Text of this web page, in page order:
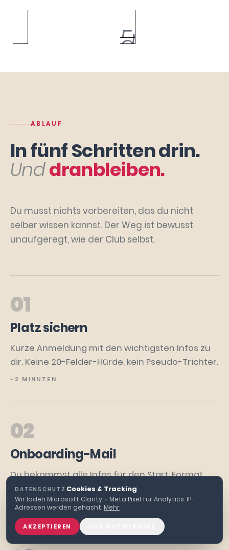
Silke Gebauer
Sarah Chatzikas
ABLAUF
In fünf Schritten drin.
Unddranbleiben.
Du musst nichts vorbereiten, das du nicht
selber wissen kannst. Der Weg ist bewusst
unaufgeregt, wie der Club selbst.
01
Platz sichern
Kurze Anmeldung mit den wichtigsten Infos zu
dir. Keine 20-Felder-Hürde, kein Pseudo-Trichter.
~2 MINUTEN
02
Onboarding-Mail
Du bekommst alle Infos für den Start: Format,
Zugang, was du brauchst, was dich erwartet.
DIREKT NACH BESTÄTIGUNG
DATENSCHUTZ ·Cookies & Tracking
Wir laden Microsoft Clarity + Meta Pixel für Analytics. IP-
Adressen werden gehasht. Mehr
AKZEPTIEREN